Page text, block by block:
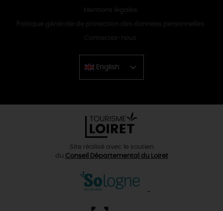
Mentions légales
Politique générale de protection des données personnelles
Contactez-nous
English
Chinese
Site réalisé avec le soutien
du Conseil Départemental du Loiret